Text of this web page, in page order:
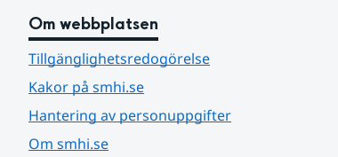
Om webbplatsen
Tillgänglighetsredogörelse
Kakor på smhi.se
Hantering av personuppgifter
Om smhi.se